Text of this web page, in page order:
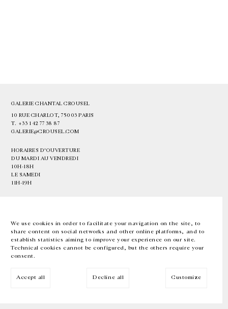
We use cookies in order to facilitate your navigation on the site, to
share content on social networks and other online platforms, and to
establish statistics aiming to improve your experience on our site.
Technical cookies cannot be configured, but the others require your
consent.
Accept all Decline all Customize
GALERIE CHANTAL CROUSEL
10 RUE CHARLOT, 75003 PARIS
T. +33 1 42 77 38 87
GALERIE@CROUSEL.COM
HORAIRES D'OUVERTURE
DU MARDI AU VENDREDI
10H-18H
LE SAMEDI
11H-19H
EN FR 中文 Facebook Instagram
Inscrivez-vous à notre newsletter